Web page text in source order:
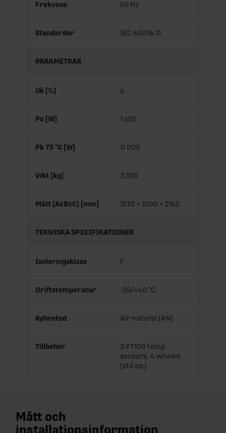
Frekvens 50 Hz
Standarder IEC 60076-11
PARAMETRAR
Uk [%] 6
Po [W] 1 620
Pk 75 °C [W] 11 000
Vikt [kg] 3 330
Mått (AxBxC) [mm] 1570 × 1000 × 2165
TEKNISKA SPECIFIKATIONER
Isoleringsklass F
Driftstemperatur -25/+40 °C
Kylmetod Air natural (AN)
Tillbehör
3 PT100 temp
sensors, 4 wheels
(std eq.)
Mått och
installationsinformation